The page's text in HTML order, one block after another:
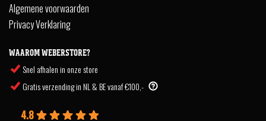
Algemene voorwaarden
Privacy Verklaring
WAAROM WEBERSTORE?
Snel afhalen in onze store
Gratis verzending in NL & BE vanaf €100,-
4.8